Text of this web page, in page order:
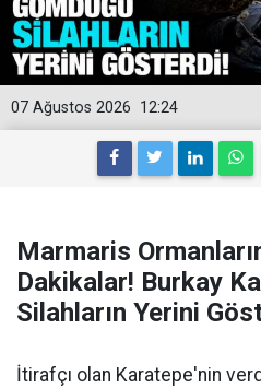
12:24
07 Ağustos 2026
Marmaris
Dakikalar! Burkay
Silahların Yerini
İtirafçı olan Karatepe'nin